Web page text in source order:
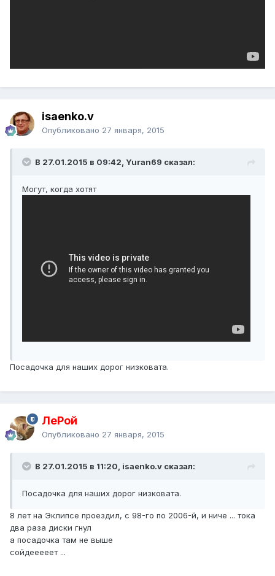
isaenko.v
Опубликовано 27 января, 2015
В 27.01.2015 в 09:42, Yuran69 сказал:
Могут, когда хотят
Посадочка для наших дорог низковата.
ЛеРой
Опубликовано 27 января, 2015
В 27.01.2015 в 11:20, isaenko.v сказал:
Посадочка для наших дорог низковата.
8 лет на Эклипсе проездил, с 98-го по 2006-й, и ниче ... тока
два раза диски гнул
а посадочка там не выше
сойдееееет ...